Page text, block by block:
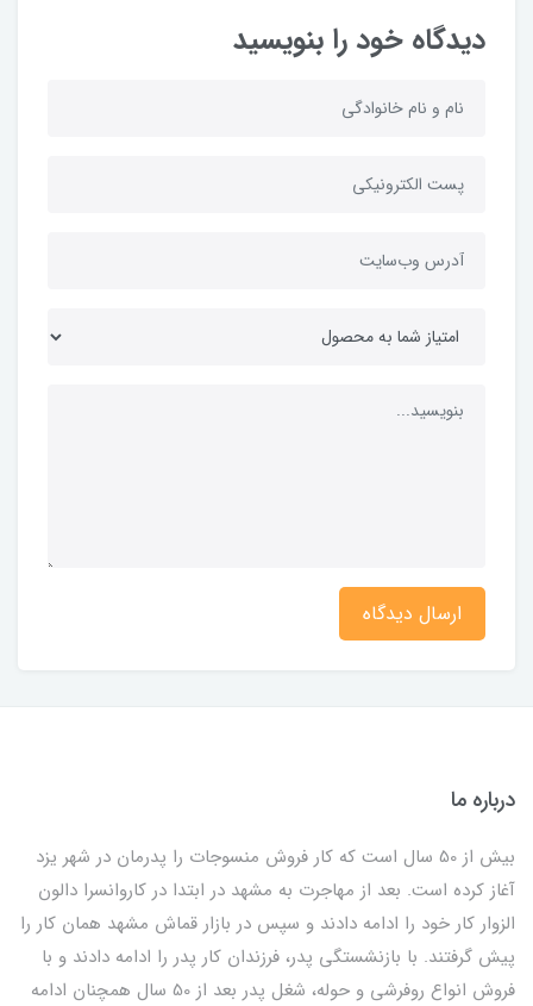
دیدگاه خود را بنویسید
ارسال دیدگاه
درباره ما
بیش از 50 سال است که کار فروش منسوجات را پدرمان در شهر یزد
آغاز کرده است. بعد از مهاجرت به مشهد در ابتدا در کاروانسرا دالون
الزوار کار خود را ادامه دادند و سپس در بازار قماش مشهد همان کار را
پیش گرفتند. با بازنشستگی پدر، فرزندان کار پدر را ادامه دادند و با
فروش انواع روفرشی و حوله، شغل پدر بعد از 50 سال همچنان ادامه